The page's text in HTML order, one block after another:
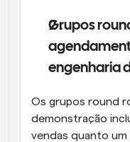
Grupos
engenharia
Os grupos round
demonstração
vendas quanto